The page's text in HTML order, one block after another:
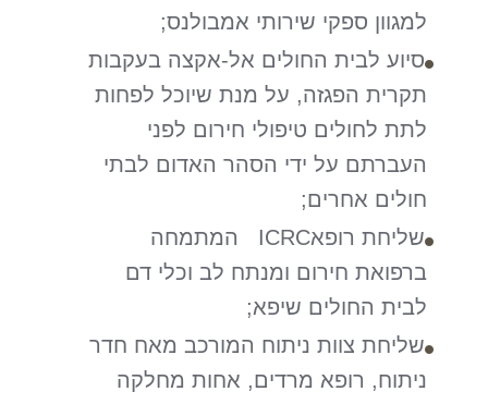
למגוון ספקי שירותי אמבולנס;
סיוע לבית החולים אל-אקצה בעקבות
תקרית הפגזה, על מנת שיוכל לפחות
לתת לחולים טיפולי חירום לפני
העברתם על ידי הסהר האדום לבתי
חולים אחרים;
שליחת רופאICRC המתמחה
ברפואת חירום ומנתח לב וכלי דם
לבית החולים שיפא;
שליחת צוות ניתוח המורכב מאח חדר
ניתוח, רופא מרדים, אחות מחלקה